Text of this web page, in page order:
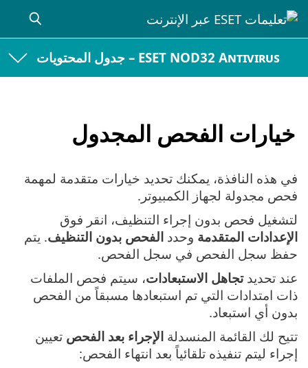
ESET NOD32 Antivirus – جدول المحتويات
خيارات الفحص المجدول
في هذه النافذة، يمكنك تحديد خيارات متقدمة لمهمة
فحص مجدولة لجهاز الكمبيوتر.
لتشغيل فحص بدون إجراء التنظيف، انقر فوق
الإعدادات المتقدمة وحدد الفحص بدون التنظيف. يتم
حفظ سجل الفحص في سجل الفحص.
عند تحديدتجاهل الاستبعادات، سيتم فحص الملفات
ذات امتدادات التي تم استبعادها مسبقاً من الفحص
بدون أي استبعاد.
تتيح لك القائمة المنسدلة الإجراء بعد الفحص تعيين
إجراء ليتم تنفيذه تلقائياً بعد انتهاء الفحص: